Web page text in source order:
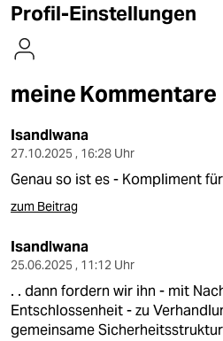
kultur
sport
berlin
wahrheit
verlag
Profil-Einstellungen
meine Kommentare
Isandlwana
27.10.2025 , 16:28 Uhr
Genau so ist es - Kompliment
zum Beitrag
Isandlwana
25.06.2025 , 11:12 Uhr
. . dann fordern wir ihn - mit
Entschlossenheit - zu
gemeinsame